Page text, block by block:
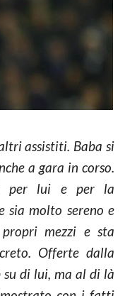
assistiti. Baba si
a gara in corso.
per lui e per la
sia molto sereno e
propri mezzi e sta
Offerte dalla
di lui, ma al di là